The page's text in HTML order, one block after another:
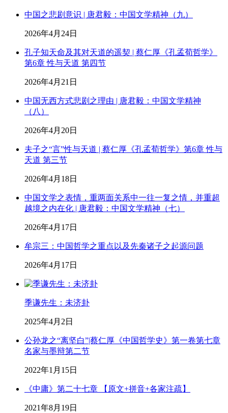
中国之悲剧意识 | 唐君毅：中国文学精神（九）
2026年4月24日
孔子知天命及其对天道的遥契 | 蔡仁厚《孔孟荀哲学》
第6章 性与天道 第四节
2026年4月21日
中国无西方式悲剧之理由 | 唐君毅：中国文学精神
（八）
2026年4月20日
夫子之“言”性与天道 | 蔡仁厚《孔孟荀哲学》第6章 性与
天道 第三节
2026年4月18日
中国文学之表情，重两面关系中一往一复之情，并重超
越境之内在化 | 唐君毅：中国文学精神（七）
2026年4月17日
牟宗三：中国哲学之重点以及先秦诸子之起源问题
2026年4月17日
季谦先生：未济卦
2025年4月2日
公孙龙之“离坚白”|蔡仁厚《中国哲学史》第一卷第七章
名家与墨辩第二节
2022年1月15日
《中庸》第二十七章 【原文+拼音+各家注疏】
2021年8月19日